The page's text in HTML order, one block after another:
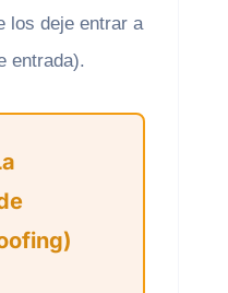
los deje entrar a
entrada).